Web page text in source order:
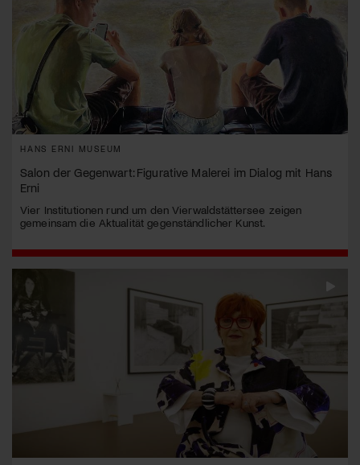
HANS ERNI MUSEUM
Salon der Gegenwart: Figurative Malerei im Dialog mit Hans
Erni
Vier Institutionen rund um den Vierwaldstättersee zeigen
gemeinsam die Aktualität gegenständlicher Kunst.